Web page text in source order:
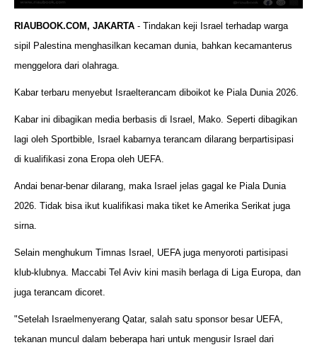
RIAUBOOK.COM, JAKARTA - Tindakan keji Israel terhadap warga
sipil Palestina menghasilkan kecaman dunia, bahkan kecamanterus
menggelora dari olahraga.
Kabar terbaru menyebut Israelterancam diboikot ke Piala Dunia 2026.
Kabar ini dibagikan media berbasis di Israel, Mako. Seperti dibagikan
lagi oleh Sportbible, Israel kabarnya terancam dilarang berpartisipasi
di kualifikasi zona Eropa oleh UEFA.
Andai benar-benar dilarang, maka Israel jelas gagal ke Piala Dunia
2026. Tidak bisa ikut kualifikasi maka tiket ke Amerika Serikat juga
sirna.
Selain menghukum Timnas Israel, UEFA juga menyoroti partisipasi
klub-klubnya. Maccabi Tel Aviv kini masih berlaga di Liga Europa, dan
juga terancam dicoret.
"Setelah Israelmenyerang Qatar, salah satu sponsor besar UEFA,
tekanan muncul dalam beberapa hari untuk mengusir Israel dari